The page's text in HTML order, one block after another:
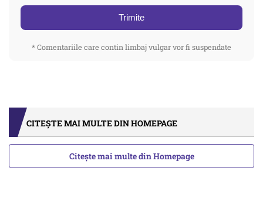
Trimite
* Comentariile care contin limbaj vulgar vor fi suspendate
CITEȘTE MAI MULTE DIN HOMEPAGE
Citește mai multe din Homepage